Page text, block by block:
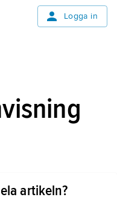
Logga in
artikeln?